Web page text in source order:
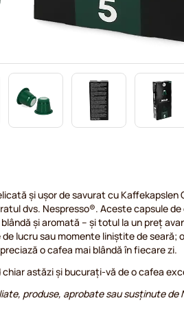
și ușor de savurat cu Kaffekapslen
dvs. Nespresso®. Aceste capsule
și aromată – și totul la un preț
lucru sau momente liniștite de seară;
o cafea mai blândă în fiecare zi.
astăzi și bucurați-vă de o cafea
produse, aprobate sau susținute de